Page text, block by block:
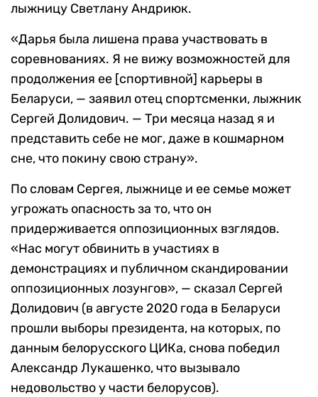
лыжницу Светлану Андриюк.
«Дарья была лишена права участвовать в
соревнованиях. Я не вижу возможностей для
продолжения ее [спортивной] карьеры в
Беларуси, — заявил отец спортсменки, лыжник
Сергей Долидович. — Три месяца назад я и
представить себе не мог, даже в кошмарном
сне, что покину свою страну».
По словам Сергея, лыжнице и ее семье может
угрожать опасность за то, что он
придерживается оппозиционных взглядов.
«Нас могут обвинить в участиях в
демонстрациях и публичном скандировании
оппозиционных лозунгов», — сказал Сергей
Долидович (в августе 2020 года в Беларуси
прошли выборы президента, на которых, по
данным белорусского ЦИКа, снова победил
Александр Лукашенко, что вызывало
недовольство у части белорусов).